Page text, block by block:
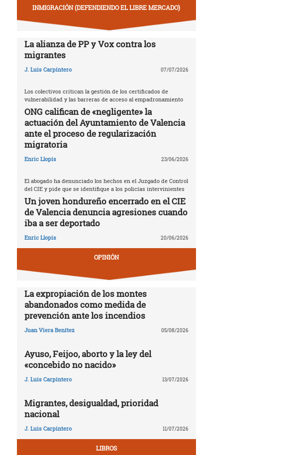
INMIGRACIÓN (DEFENDIENDO EL LIBRE MERCADO)
La alianza de PP y Vox contra los
migrantes
J. Luis Carpintero 07/07/2026
Los colectivos critican la gestión de los certificados de
vulnerabilidad y las barreras de acceso al empadronamiento
ONG califican de «negligente» la
actuación del Ayuntamiento de Valencia
ante el proceso de regularización
migratoria
Enric Llopis 23/06/2026
El abogado ha denunciado los hechos en el Juzgado de Control
del CIE y pide que se identifique a los policías intervinientes
Un joven hondureño encerrado en el CIE
de Valencia denuncia agresiones cuando
iba a ser deportado
Enric Llopis 20/06/2026
OPINIÓN
La expropiación de los montes
abandonados como medida de
prevención ante los incendios
Juan Viera Benítez 05/08/2026
Ayuso, Feijoo, aborto y la ley del
«concebido no nacido»
J. Luis Carpintero 13/07/2026
Migrantes, desigualdad, prioridad
nacional
J. Luis Carpintero 11/07/2026
LIBROS